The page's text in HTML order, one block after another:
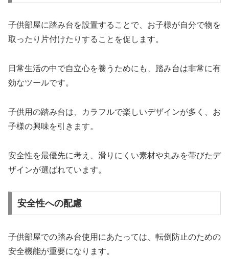
子供部屋に踏み台を設置することで、お子様が自分で物を
取ったり片付けたりすることを促します。
日常生活の中で自立心を養うためにも、踏み台は非常に有
効なツールです。
子供用の踏み台は、カラフルで楽しいデザインが多く、お
子様の興味を引きます。
安全性を最優先に考え、滑りにくい素材や丸みを帯びたデ
ザインが選ばれています。
安全性への配慮
子供部屋での踏み台使用にあたっては、転倒防止のための
安全機能が重要になります。